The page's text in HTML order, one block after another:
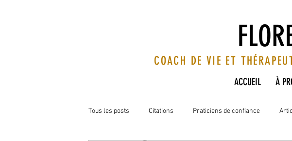
COACH DE VIE ET
ACCUEIL À
Tous les posts Citations Praticiens de confiance